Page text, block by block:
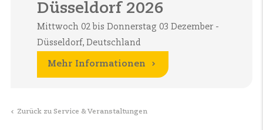
Düsseldorf 2026
Mittwoch 02 bis Donnerstag 03 Dezember -
Düsseldorf, Deutschland
Mehr Informationen
Zurück zu Service & Veranstaltungen